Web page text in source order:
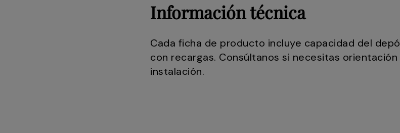
Información técnica
Cada ficha de producto incluye capacidad del
con recargas. Consúltanos si necesitas
instalación.